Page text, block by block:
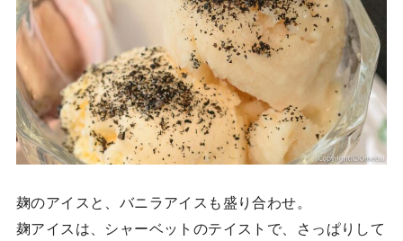
麹のアイスと、バニラアイスも盛り合わせ。
麹アイスは、シャーベットのテイストで、さっぱりして